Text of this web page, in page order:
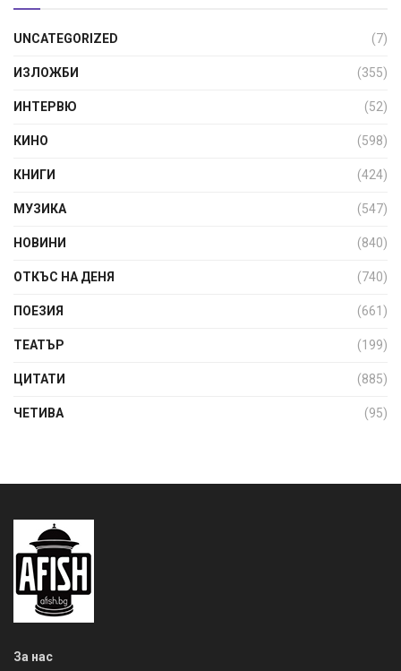
UNCATEGORIZED (7)
ИЗЛОЖБИ (355)
ИНТЕРВЮ (52)
КИНО (598)
КНИГИ (424)
МУЗИКА (547)
НОВИНИ (840)
ОТКЪС НА ДЕНЯ (740)
ПОЕЗИЯ (661)
ТЕАТЪР (199)
ЦИТАТИ (885)
ЧЕТИВА (95)
За нас